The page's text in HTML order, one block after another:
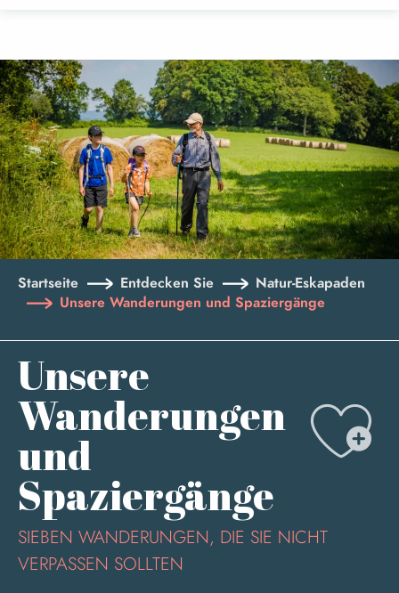
contenu
principal
Startseite Entdecken Sie
Natur-Eskapaden
Unsere Wanderungen und Spaziergänge
Unsere
Wanderungen
und
Spaziergänge
SIEBEN WANDERUNGEN, DIE SIE NICHT
VERPASSEN SOLLTEN